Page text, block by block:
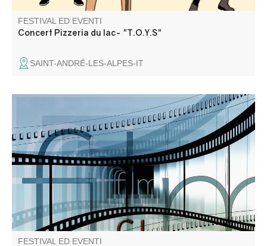
FESTIVAL ED EVENTI
Concert Pizzeria du lac- "T.O.Y.S"
SAINT-ANDRÉ-LES-ALPES-IT
Amateur de films, de cinéma, de documentaires, amis
cinéphiles, venez en discuter !
FESTIVAL ED EVENTI